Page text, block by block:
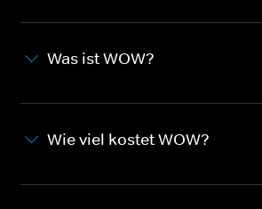
Was ist WOW?
Wie viel kostet WOW?